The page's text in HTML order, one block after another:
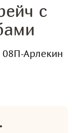
с
08П-Арлекин